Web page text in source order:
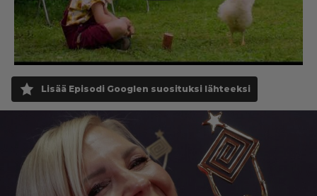
Lisää Episodi Googlen suosituksi lähteeksi